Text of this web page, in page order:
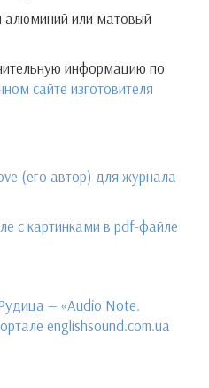
алюминий или матовый
информацию по
сайте изготовителя
(его автор) для журнала
с картинками в pdf-файле
— «Audio Note.
englishsound.com.ua